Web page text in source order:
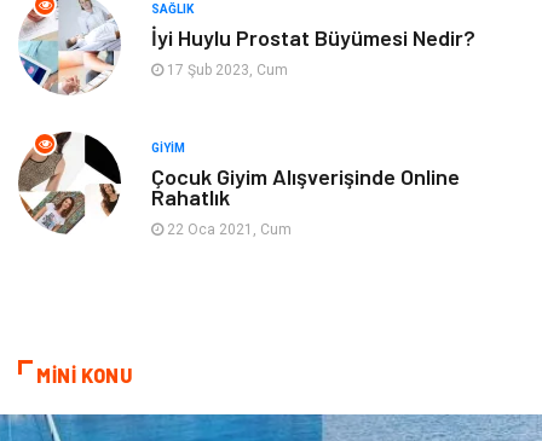
Cam
Sigorta Spor Malzemeleri
Bebek Giyim
Kına Gecesi
SAĞLIK
İyi Huylu Prostat Büyümesi Nedir?
17 Şub 2023, Cum
GIYIM
Çocuk Giyim Alışverişinde Online
Rahatlık
22 Oca 2021, Cum
MİNİ KONU